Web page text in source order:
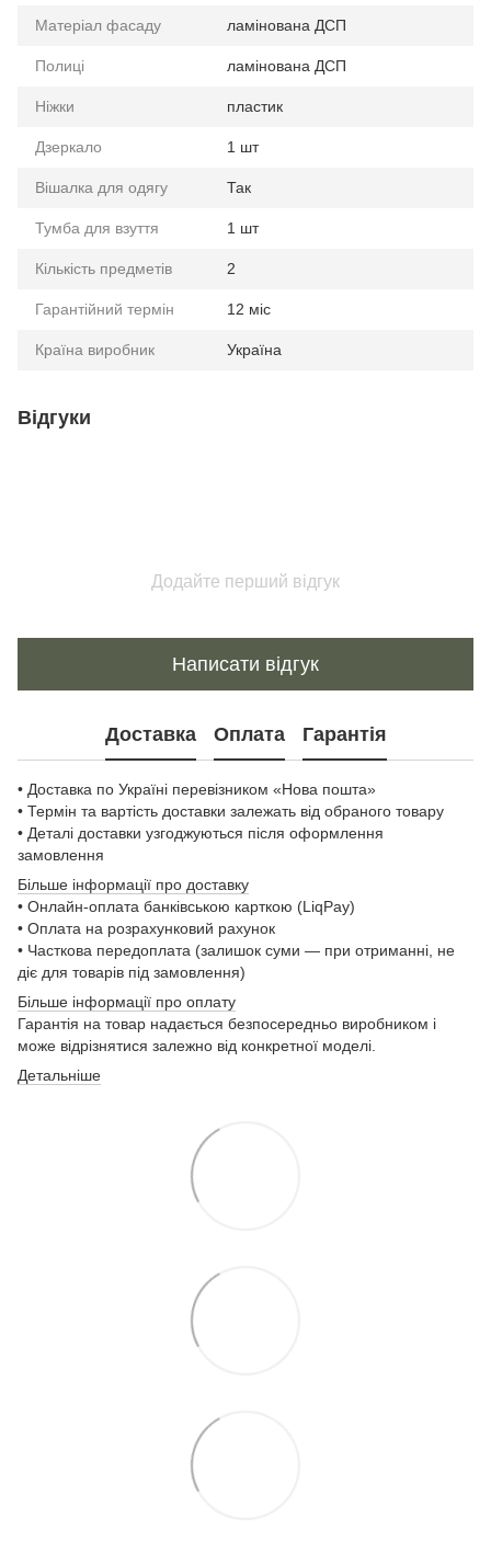
Матеріал фасаду ламінована ДСП
Полиці ламінована ДСП
Ніжки пластик
Дзеркало 1 шт
Вішалка для одягу Так
Тумба для взуття 1 шт
Кількість предметів 2
Гарантійний термін 12 міс
Країна виробник Україна
Відгуки
Додайте перший відгук
Написати відгук
Доставка Оплата Гарантія
• Доставка по Україні перевізником «Нова пошта»
• Термін та вартість доставки залежать від обраного товару
• Деталі доставки узгоджуються після оформлення
замовлення
Більше інформації про доставку
• Онлайн-оплата банківською карткою (LiqPay)
• Оплата на розрахунковий рахунок
• Часткова передоплата (залишок суми — при отриманні, не
діє для товарів під замовлення)
Більше інформації про оплату
Гарантія на товар надається безпосередньо виробником і
може відрізнятися залежно від конкретної моделі.
Детальніше